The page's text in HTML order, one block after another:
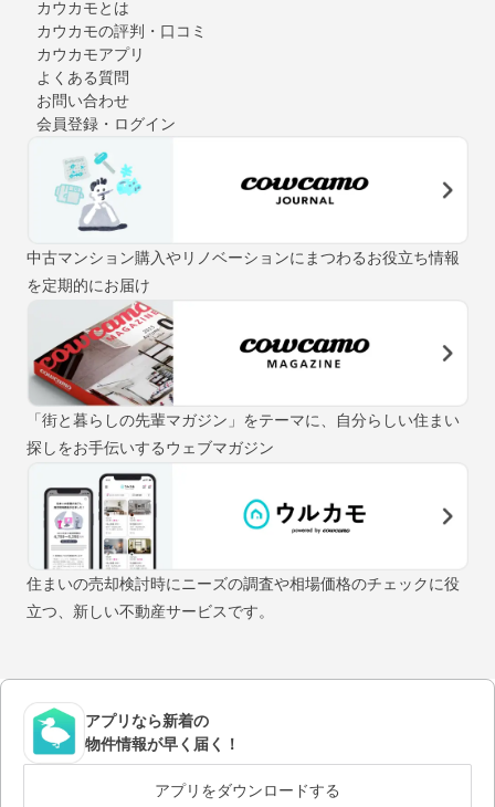
カウカモとは
カウカモの評判・口コミ
カウカモアプリ
よくある質問
お問い合わせ
会員登録・ログイン
中古マンション購入やリノベーションにまつわるお役立ち情報
を定期的にお届け
「街と暮らしの先輩マガジン」をテーマに、自分らしい住まい
探しをお手伝いするウェブマガジン
住まいの売却検討時にニーズの調査や相場価格のチェックに役
立つ、新しい不動産サービスです。
アプリなら新着の
物件情報が早く届く！
アプリをダウンロードする